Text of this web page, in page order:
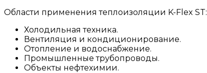
Области применения теплоизоляции K-Flex ST:
Холодильная техника.
Вентиляция и кондиционирование.
Отопление и водоснабжение.
Промышленные трубопроводы.
Объекты нефтехимии.